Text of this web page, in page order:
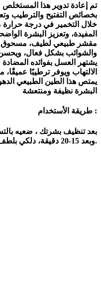
تم إعادة تدوير هذا المستخلص
بخصائص التفتيح والترطيب
خلال التخمير في درجة
المفيدة، وتعزيز البشرة
مقشر طبيعي لطيف، مسحوق
يشتهر العسل بفوائده المضادة
الالتهاب ويوفر ترطيبًا
يمتص هذا الطين الطبيعي
البشرة نظيفة ومنتعشة
طريقة الأستخدام :
بعد تنظيف بشرتك ، ضعيه
وبعد 15-20 دقيقة، دلكي بلطف بالماء الفاتر لغسله.